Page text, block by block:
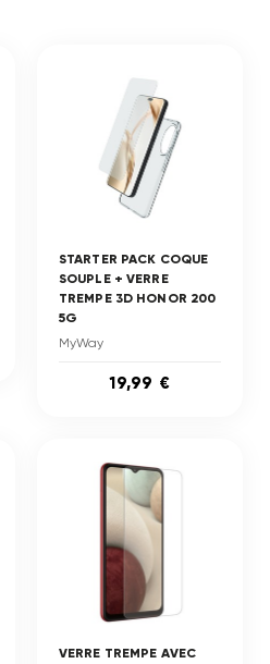
STARTER PACK COQUE
SOUPLE + VERRE
TREMPE 3D HONOR 200
5G
MyWay
19,99 €
VERRE TREMPE AVEC